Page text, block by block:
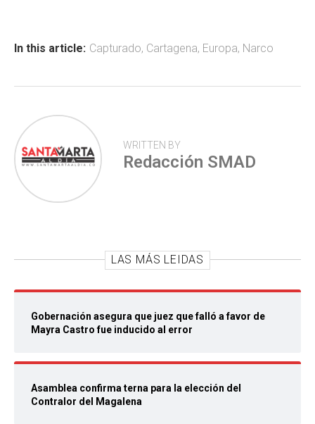
ok p
tir
In this article: Capturado, Cartagena, Europa, Narco
WRITTEN BY
Redacción SMAD
LAS MÁS LEIDAS
Gobernación asegura que juez que falló a favor de
Mayra Castro fue inducido al error
Asamblea confirma terna para la elección del
Contralor del Magalena